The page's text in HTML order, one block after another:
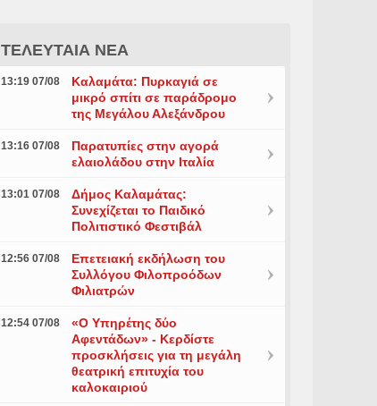
ΤΕΛΕΥΤΑΙΑ ΝΕΑ
13:19 07/08
Καλαμάτα: Πυρκαγιά σε
μικρό σπίτι σε παράδρομο
της Μεγάλου Αλεξάνδρου
13:16 07/08
Παρατυπίες στην αγορά
ελαιολάδου στην Ιταλία
13:01 07/08
Δήμος Καλαμάτας:
Συνεχίζεται το Παιδικό
Πολιτιστικό Φεστιβάλ
12:56 07/08
Επετειακή εκδήλωση του
Συλλόγου Φιλοπροόδων
Φιλιατρών
12:54 07/08
«Ο Υπηρέτης δύο
Αφεντάδων» - Κερδίστε
προσκλήσεις για τη μεγάλη
θεατρική επιτυχία του
καλοκαιριού